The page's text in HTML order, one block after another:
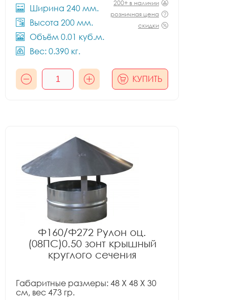
Ширина 240 мм.
Высота 200 мм.
Объём 0.01 куб.м.
Вес: 0.390 кг.
200+ в наличии
розничная цена
скидки
КУПИТЬ
Ф160/Ф272 Рулон оц.
(08ПС)0.50 зонт крышный
круглого сечения
Габаритные размеры: 48 X 48 X 30
см, вес 473 гр.